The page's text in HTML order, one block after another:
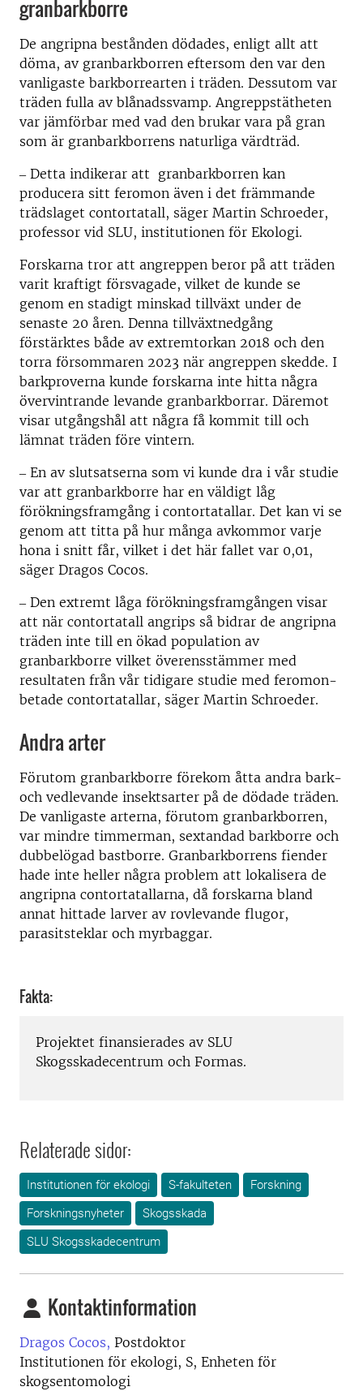
granbarkborre
De angripna bestånden dödades, enligt allt att
döma, av granbarkborren eftersom den var den
vanligaste barkborrearten i träden. Dessutom var
träden fulla av blånadssvamp. Angreppstätheten
var jämförbar med vad den brukar vara på gran
som är granbarkborrens naturliga värdträd.
‒ Detta indikerar att granbarkborren kan
producera sitt feromon även i det främmande
trädslaget contortatall, säger Martin Schroeder,
professor vid SLU, institutionen för Ekologi.
Forskarna tror att angreppen beror på att träden
varit kraftigt försvagade, vilket de kunde se
genom en stadigt minskad tillväxt under de
senaste 20 åren. Denna tillväxtnedgång
förstärktes både av extremtorkan 2018 och den
torra försommaren 2023 när angreppen skedde. I
barkproverna kunde forskarna inte hitta några
övervintrande levande granbarkborrar. Däremot
visar utgångshål att några få kommit till och
lämnat träden före vintern.
‒ En av slutsatserna som vi kunde dra i vår studie
var att granbarkborre har en väldigt låg
förökningsframgång i contortatallar. Det kan vi se
genom att titta på hur många avkommor varje
hona i snitt får, vilket i det här fallet var 0,01,
säger Dragos Cocos.
‒ Den extremt låga förökningsframgången visar
att när contortatall angrips så bidrar de angripna
träden inte till en ökad population av
granbarkborre vilket överensstämmer med
resultaten från vår tidigare studie med feromon-
betade contortatallar, säger Martin Schroeder.
Andra arter
Förutom granbarkborre förekom åtta andra bark-
och vedlevande insektsarter på de dödade träden.
De vanligaste arterna, förutom granbarkborren,
var mindre timmerman, sextandad barkborre och
dubbelögad bastborre. Granbarkborrens fiender
hade inte heller några problem att lokalisera de
angripna contortatallarna, då forskarna bland
annat hittade larver av rovlevande flugor,
parasitsteklar och myrbaggar.
Fakta:
Projektet finansierades av SLU
Skogsskadecentrum och Formas.
Relaterade sidor:
Institutionen för ekologi S-fakulteten
Forskning
Forskningsnyheter
Skogsskada
SLU Skogsskadecentrum
Kontaktinformation
Dragos Cocos, Postdoktor
Institutionen för ekologi, S, Enheten för
skogsentomologi